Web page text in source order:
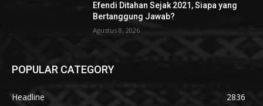
Efendi Ditahan Sejak 2021, Siapa yang
Bertanggung Jawab?
Agustus 8, 2026
POPULAR CATEGORY
Headline
2836